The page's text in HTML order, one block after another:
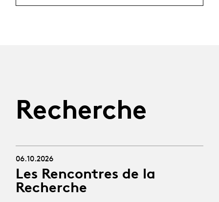
Recherche
06.10.2026
Les Rencontres de la
Recherche